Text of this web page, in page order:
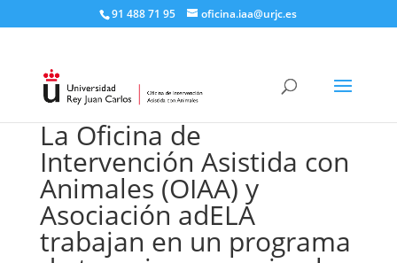
91 488 71 95​ oficina.iaa@urjc.es
La Oficina de
Intervención Asistida con
Animales (OIAA) y
Asociación adELA
trabajan en un programa